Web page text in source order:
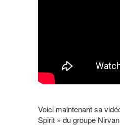
Voici maintenant sa
Spirit » du groupe